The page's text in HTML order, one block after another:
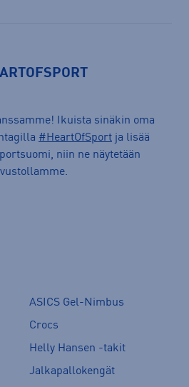
Ikuista sinäkin oma
#HeartOfSport ja lisää
niin ne näytetään
ASICS Gel-Nimbus
Crocs
Helly Hansen -takit
Jalkapallokengät